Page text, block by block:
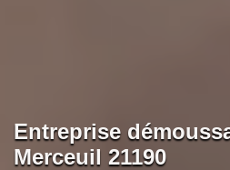
Entreprise
Merceuil 21190